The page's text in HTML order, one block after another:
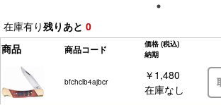
在庫有り残りあと 0
商品
商品コード 価格 (税込)
納期
bfchclb4ajbcr
￥1,480
在庫なし